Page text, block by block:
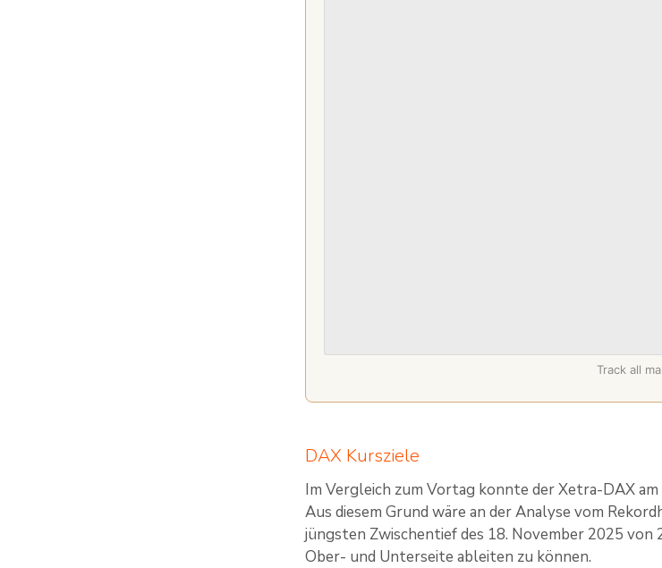
Track all
DAX Kursziele
Im Vergleich zum Vortag konnte der Xetra-DAX
Aus diesem Grund wäre an der Analyse vom
jüngsten Zwischentief des 18. November 2025
Ober- und Unterseite ableiten zu können.